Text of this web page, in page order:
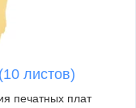
листов)
печатных плат